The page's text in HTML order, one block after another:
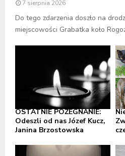
7 sierpnia 2026
Do tego zdarzenia doszło na
miejscowości Grabatka koło
OSTATNIE POŻEGNANIE:
Odeszli od nas Józef Kucz,
Janina Brzostowska